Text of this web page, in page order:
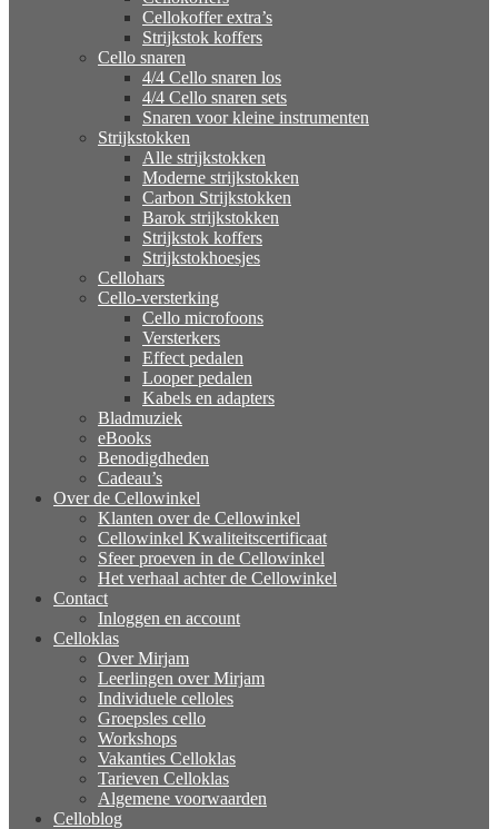
Cellokoffer extra’s
Strijkstok koffers
Cello snaren
4/4 Cello snaren los
4/4 Cello snaren sets
Snaren voor kleine instrumenten
Strijkstokken
Alle strijkstokken
Moderne strijkstokken
Carbon Strijkstokken
Barok strijkstokken
Strijkstok koffers
Strijkstokhoesjes
Cellohars
Cello-versterking
Cello microfoons
Versterkers
Effect pedalen
Looper pedalen
Kabels en adapters
Bladmuziek
eBooks
Benodigdheden
Cadeau’s
Over de Cellowinkel
Klanten over de Cellowinkel
Cellowinkel Kwaliteitscertificaat
Sfeer proeven in de Cellowinkel
Het verhaal achter de Cellowinkel
Contact
Inloggen en account
Celloklas
Over Mirjam
Leerlingen over Mirjam
Individuele celloles
Groepsles cello
Workshops
Vakanties Celloklas
Tarieven Celloklas
Algemene voorwaarden
Celloblog